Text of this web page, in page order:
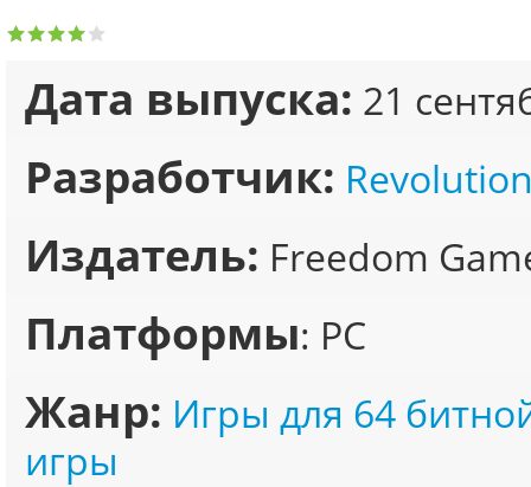
Дата выпуска: 21
Разработчик:
Издатель: Freedom
Платформы: PC
Жанр: Игры для 64
игры